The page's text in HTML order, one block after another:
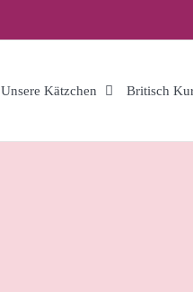
Unsere Kätzchen Britisch